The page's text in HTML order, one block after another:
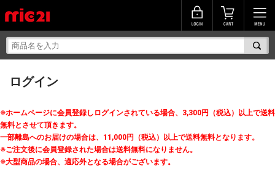
ログイン
※ホームページに会員登録しログインされている場合、3,300円（税込）以上で送料
無料とさせて頂きます。
一部離島へのお届けの場合は、11,000円（税込）以上で送料無料となります。
※ご注文後に会員登録された場合は送料無料になりません。
※大型商品の場合、適応外となる場合がございます。